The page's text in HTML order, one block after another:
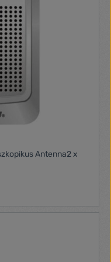
Antenna2 x